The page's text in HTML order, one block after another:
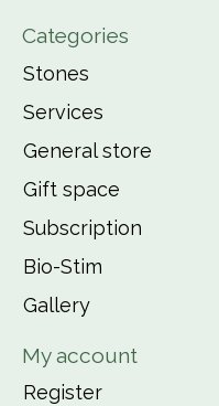
Categories
Stones
Services
General store
Gift space
Subscription
Bio-Stim
Gallery
My account
Register